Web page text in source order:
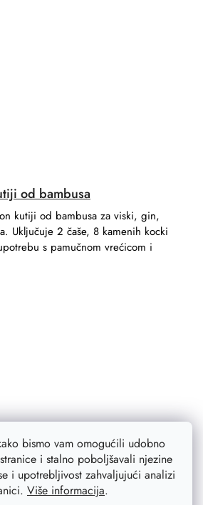
bismo vam omogućili udobno
i stalno poboljšavali njezine
i upotrebljivost zahvaljujući analizi
Više informacija.
od bambusa
kutiji od bambusa za viski, gin,
Uključuje 2 čaše, 8 kamenih kocki
s pamučnom vrećicom i